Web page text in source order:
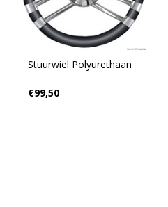
Stuurwiel Polyurethaan
€99,50